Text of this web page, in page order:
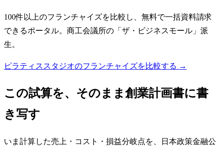
100件以上のフランチャイズを比較し、無料で一括資料請求
できるポータル。商工会議所の「ザ・ビジネスモール」派
生。
ピラティススタジオのフランチャイズを比較する →
この試算を、そのまま創業計画書に書
き写す
いま計算した売上・コスト・損益分岐点を、日本政策金融公